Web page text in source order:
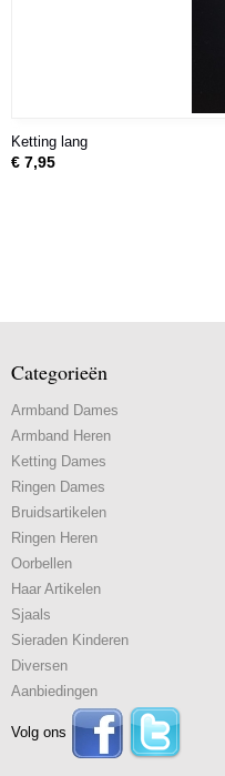
Ketting lang
€ 7,95
Categorieën
Armband Dames
Armband Heren
Ketting Dames
Ringen Dames
Bruidsartikelen
Ringen Heren
Oorbellen
Haar Artikelen
Sjaals
Sieraden Kinderen
Diversen
Aanbiedingen
Volg ons